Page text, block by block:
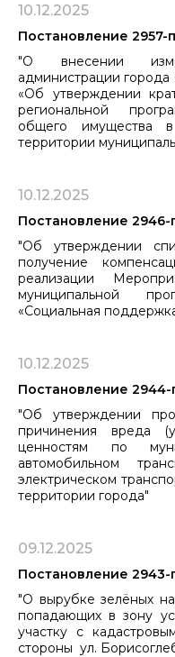
10.12.2025
Постановление 2957-п
"О внесении
администрации
«Об утверждении
региональной
общего имущества
территории
10.12.2025
Постановление 2946-
"Об утверждении
получение
реализации
муниципальной
«Социальная
10.12.2025
Постановление 2944-
"Об утверждении
причинения вреда
ценностям по
автомобильном
электрическом
территории города"
09.12.2025
Постановление 2943-
"О вырубке зелёных
попадающих в зону
участку с
стороны ул.